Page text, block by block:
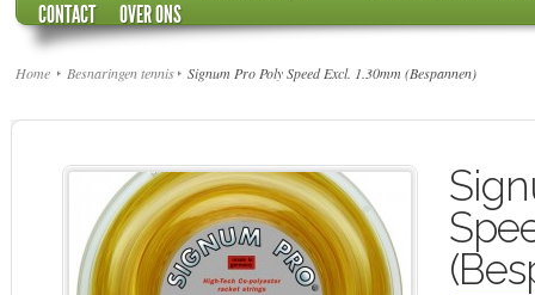
CONTACT OVER ONS
Home Besnaringen tennis Signum Pro Poly Speed Excl. 1.30mm (Bespannen)